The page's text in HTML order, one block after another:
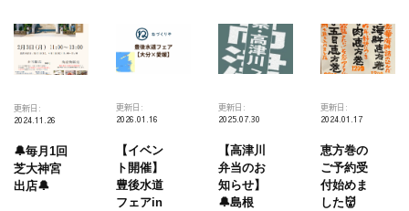
催
イ
ベ
ト
Sky
View
Lounge
更新日:
2024.11.26
🔔毎月1回
芝大神宮
出店🔔
更新日:
2026.01.16
【イベン
ト開催】
豊後水道
フェアin
更新日:
2025.07.30
【高津川
弁当のお
知らせ】
🔔島根
更新日:
2024.01.17
恵方巻の
ご予約受
付始めま
した👹